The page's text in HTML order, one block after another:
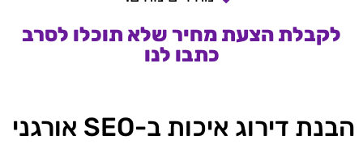
לקבלת הצעת מחיר שלא תוכלו לסרב
כתבו לנו
הבנת דירוג איכות ב-SEO אורגני